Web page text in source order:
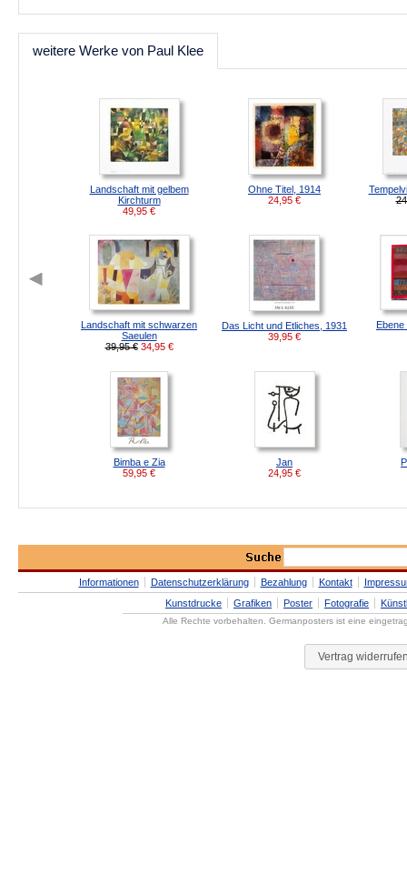
weitere Werke von Paul Klee
Landschaft mit gelbem
Kirchturm
49,95 €
Ohne Titel, 1914
24,95 €
Landschaft mit schwarzen
Saeulen
39,95 € 34,95 €
Das Licht und Etliches, 1931
39,95 €
Ebene
Bimba e Zia
59,95 €
Jan
24,95 €
Informationen Datenschutzerklärung Bezahlung Kontakt
Kunstdrucke
Grafiken Poster Fotografie
Alle Rechte vorbehalten. Germanposters ist eine
Vertrag